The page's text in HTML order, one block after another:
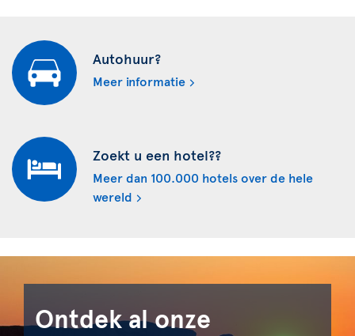
Autohuur?
Meer informatie
Zoekt u een hotel??
Meer dan 100.000 hotels over de hele
wereld
Ontdek al onze